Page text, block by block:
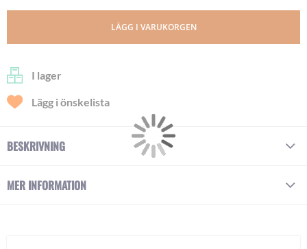
LÄGG I VARUKORGEN
I lager
Lägg i önskelista
BESKRIVNING
MER INFORMATION